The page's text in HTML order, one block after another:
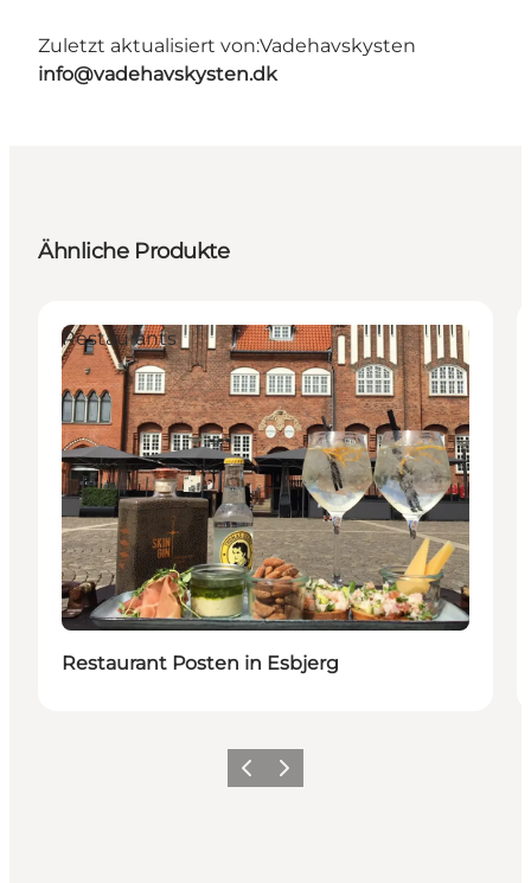
Zuletzt aktualisiert von:Vadehavskysten
info@vadehavskysten.dk
Ähnliche Produkte
Restaurants
Restaurant Posten in Esbjerg
ZurückWeiter